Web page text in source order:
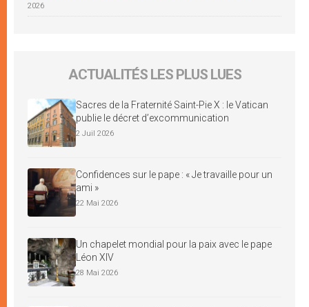
2026
ACTUALITÉS LES PLUS LUES
Sacres de la Fraternité Saint-Pie X : le Vatican
publie le décret d’excommunication
2 Juil 2026
Confidences sur le pape : « Je travaille pour un
ami »
22 Mai 2026
Un chapelet mondial pour la paix avec le pape
Léon XIV
28 Mai 2026